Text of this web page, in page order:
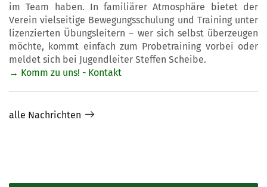
im Team haben. In familiärer Atmosphäre bietet der
Verein vielseitige Bewegungsschulung und Training unter
lizenzierten Übungsleitern – wer sich selbst überzeugen
möchte, kommt einfach zum Probetraining vorbei oder
meldet sich bei Jugendleiter Steffen Scheibe.
→ Komm zu uns! - Kontakt
alle Nachrichten